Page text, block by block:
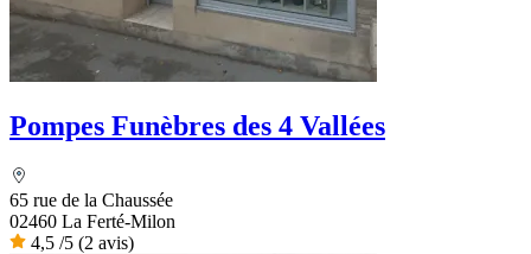
Pompes Funèbres des 4 Vallées
65 rue de la Chaussée
02460 La Ferté-Milon
4,5 /5 (2 avis)